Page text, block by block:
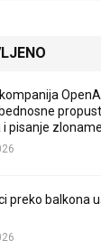
pisanje
preko balkona